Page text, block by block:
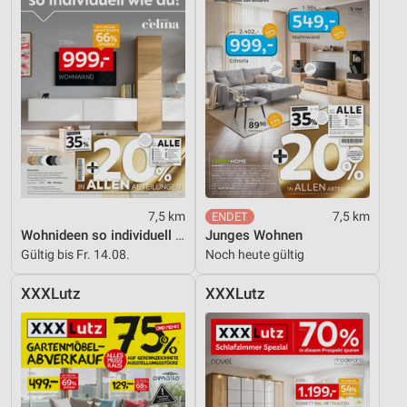
7,5 km
Wohnideen so individuell wie du!
Gültig bis Fr. 14.08.
7,5 km
Junges Wohnen
Noch heute gültig
XXXLutz XXXLutz
Notwendig
Performance
Funktional
Werbung